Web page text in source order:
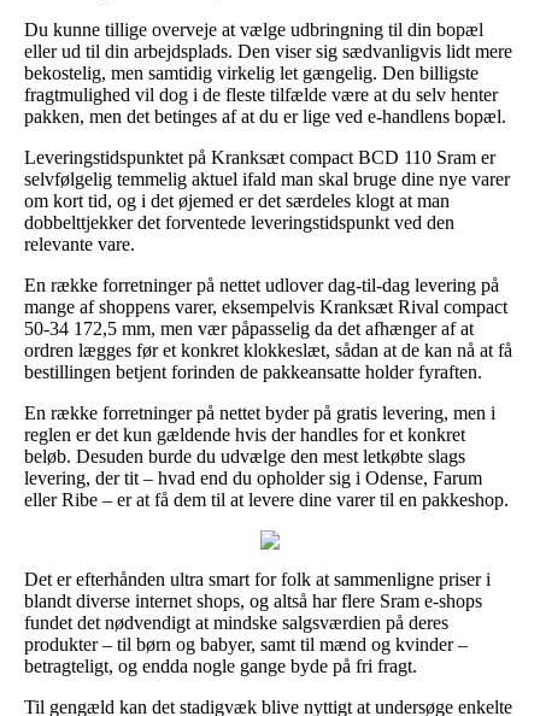
Du kunne tillige overveje at vælge udbringning til din bopæl
eller ud til din arbejdsplads. Den viser sig sædvanligvis lidt mere
bekostelig, men samtidig virkelig let gængelig. Den billigste
fragtmulighed vil dog i de fleste tilfælde være at du selv henter
pakken, men det betinges af at du er lige ved e-handlens bopæl.
Leveringstidspunktet på Kranksæt compact BCD 110 Sram er
selvfølgelig temmelig aktuel ifald man skal bruge dine nye varer
om kort tid, og i det øjemed er det særdeles klogt at man
dobbelttjekker det forventede leveringstidspunkt ved den
relevante vare.
En række forretninger på nettet udlover dag-til-dag levering på
mange af shoppens varer, eksempelvis Kranksæt Rival compact
50-34 172,5 mm, men vær påpasselig da det afhænger af at
ordren lægges før et konkret klokkeslæt, sådan at de kan nå at få
bestillingen betjent forinden de pakkeansatte holder fyraften.
En række forretninger på nettet byder på gratis levering, men i
reglen er det kun gældende hvis der handles for et konkret
beløb. Desuden burde du udvælge den mest letkøbte slags
levering, der tit – hvad end du opholder sig i Odense, Farum
eller Ribe – er at få dem til at levere dine varer til en pakkeshop.
Det er efterhånden ultra smart for folk at sammenligne priser i
blandt diverse internet shops, og altså har flere Sram e-shops
fundet det nødvendigt at mindske salgsværdien på deres
produkter – til børn og babyer, samt til mænd og kvinder –
betragteligt, og endda nogle gange byde på fri fragt.
Til gengæld kan det stadigvæk blive nyttigt at undersøge enkelte